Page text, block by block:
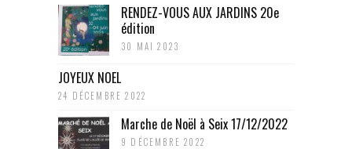
RENDEZ-VOUS AUX JARDINS 20e
édition
30 MAI 2023
JOYEUX NOEL
24 DÉCEMBRE 2022
Marche de Noël à Seix 17/12/2022
9 DÉCEMBRE 2022